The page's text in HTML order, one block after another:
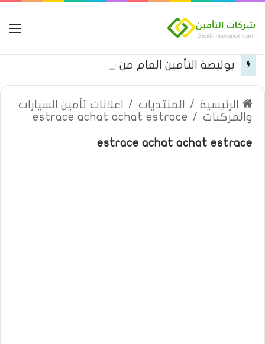
الرئيسية / المنتديات /
اعلانات تأمين السيارات
والمركبات /
estrace achat achat estrace
estrace achat achat estrace